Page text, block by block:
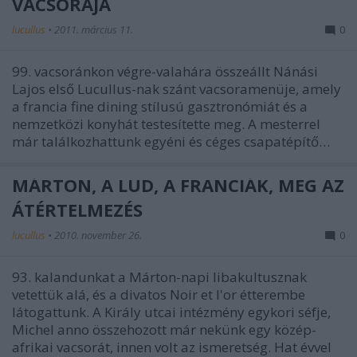
lucullus • 2011. március 11. 0
99. vacsoránkon végre-valahára összeállt Nánási
Lajos első Lucullus-nak szánt vacsoramenüje, amely
a francia fine dining stílusú gasztronómiát és a
nemzetközi konyhát testesítette meg. A mesterrel
már találkozhattunk egyéni és céges csapatépítő…
MÁRTON, A LÚD, A FRANCIÁK, MEG AZ
ÁTÉRTELMEZÉS
lucullus • 2010. november 26. 0
93. kalandunkat a Márton-napi libakultusznak
vetettük alá, és a divatos Noir et l'or étterembe
látogattunk. A Király utcai intézmény egykori séfje,
Michel anno összehozott már nekünk egy közép-
afrikai vacsorát, innen volt az ismeretség. Hat évvel